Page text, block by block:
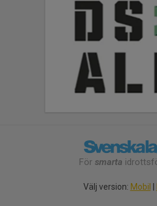
För smarta
Välj version: Mobil